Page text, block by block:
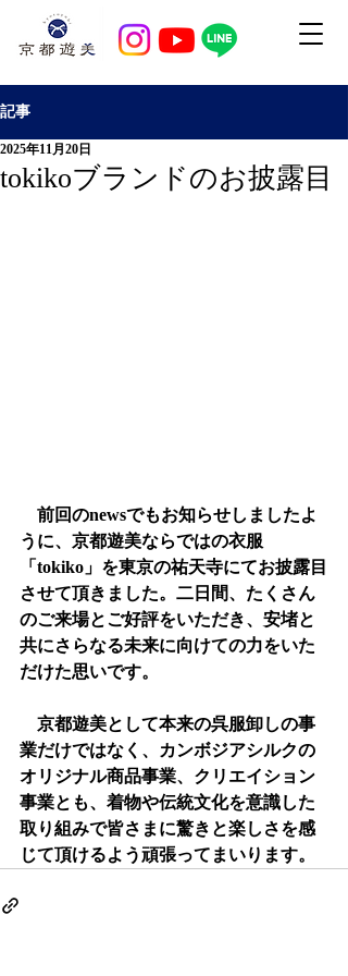
記事
tokikoブランドのお披露目
2025年11月20日
前回のnewsでもお知らせしましたよ
うに、京都遊美ならではの衣服
「tokiko」を東京の祐天寺にてお披露目
させて頂きました。二日間、たくさん
のご来場とご好評をいただき、安堵と
共にさらなる未来に向けての力をいた
だけた思いです。
京都遊美として本来の呉服卸しの事
業だけではなく、カンボジアシルクの
オリジナル商品事業、クリエイション
事業とも、着物や伝統文化を意識した
取り組みで皆さまに驚きと楽しさを感
じて頂けるよう頑張ってまいります。